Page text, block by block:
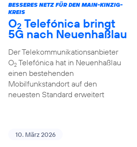
BESSERES NETZ FÜR DEN MAIN-KINZIG-
KREIS
O2 Telefónica bringt
5G nach Neuenhaßlau
Der Telekommunikationsanbieter
O2Telefónica hat in Neuenhaßlau
einen bestehenden
Mobilfunkstandort auf den
neuesten Standard erweitert
10. März 2026